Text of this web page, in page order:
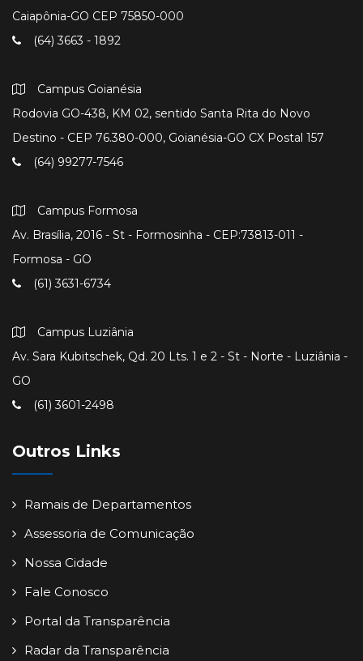
Caiapônia-GO CEP 75850-000
(64) 3663 - 1892
Campus Goianésia
Rodovia GO-438, KM 02, sentido Santa Rita do Novo
Destino - CEP 76.380-000, Goianésia-GO CX Postal 157
(64) 99277-7546
Campus Formosa
Av. Brasília, 2016 - St - Formosinha - CEP:73813-011 -
Formosa - GO
(61) 3631-6734
Campus Luziânia
Av. Sara Kubitschek, Qd. 20 Lts. 1 e 2 - St - Norte - Luziânia -
GO
(61) 3601-2498
Outros Links
Ramais de Departamentos
Assessoria de Comunicação
Nossa Cidade
Fale Conosco
Portal da Transparência
Radar da Transparência